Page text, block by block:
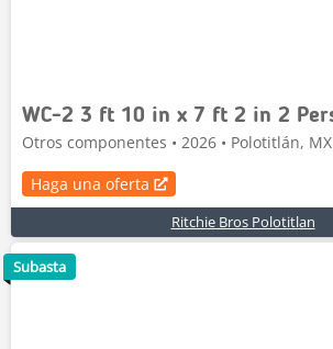
Otros componentes • 2026 • Polotitlán, MX
Haga una oferta
Ritchie Bros Polotitlan
Subasta